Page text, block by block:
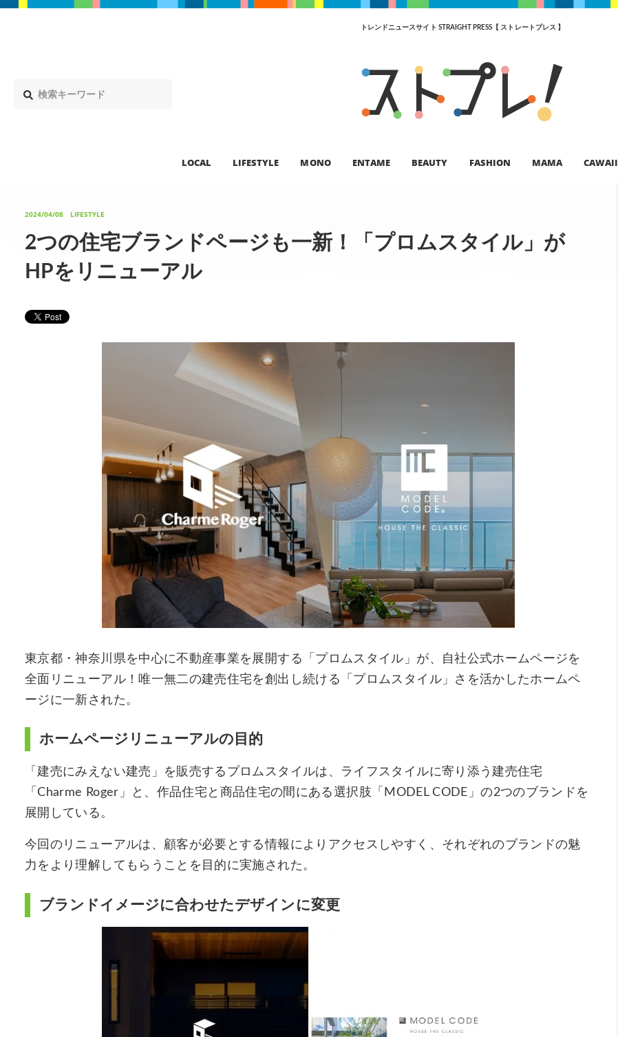
トレンドニュースサイト STRAIGHT PRESS【 ストレートプレス 】
LOCAL LIFESTYLE MONO ENTAME BEAUTY FASHION MAMA CAWAII
2024/04/08 LIFESTYLE
2つの住宅ブランドページも一新！「プロムスタイル」が
HPをリニューアル
東京都・神奈川県を中心に不動産事業を展開する「プロムスタイル」が、自社公式ホームページを
全面リニューアル！唯一無二の建売住宅を創出し続ける「プロムスタイル」さを活かしたホームペ
ージに一新された。
ホームページリニューアルの目的
「建売にみえない建売」を販売するプロムスタイルは、ライフスタイルに寄り添う建売住宅
「Charme Roger」と、作品住宅と商品住宅の間にある選択肢「MODEL CODE」の2つのブランドを
展開している。
今回のリニューアルは、顧客が必要とする情報によりアクセスしやすく、それぞれのブランドの魅
力をより理解してもらうことを目的に実施された。
ブランドイメージに合わせたデザインに変更